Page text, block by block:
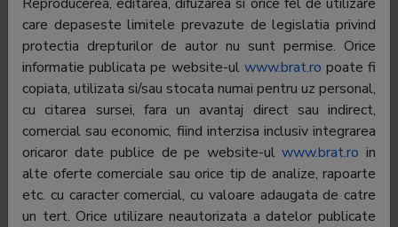
Director general: Dan Cristian Turturica
Reprezentant BRAT: Laurentiu Nicolae Oprea
Adresa
Bucuresti, Calea Dorobantilor nr.191,
Sector 1
Telefon: 021-305.88.60
E-mail: laurentiu.oprea@tvr.ro
Regie publicitate: -
care depaseste limitele prevazute de legislatia privind
protectia drepturilor de autor nu sunt permise. Orice
informatie publicata pe website-ul www.brat.ro poate fi
copiata, utilizata si/sau stocata numai pentru uz personal,
cu citarea sursei, fara un avantaj direct sau indirect,
comercial sau economic, fiind interzisa inclusiv integrarea
oricaror date publice de pe website-ulwww.brat.ro in
alte oferte comerciale sau orice tip de analize, rapoarte
etc. cu caracter comercial, cu valoare adaugata de catre
un tert. Orice utilizare neautorizata a datelor publicate